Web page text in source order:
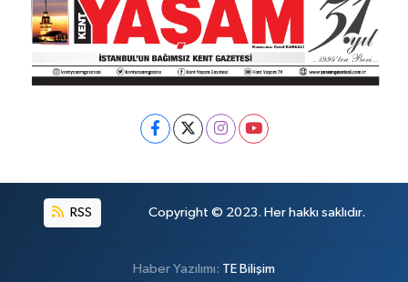
RSS Copyright © 2023. Her hakkı saklıdır.
Haber Yazılımı: TE Bilişim